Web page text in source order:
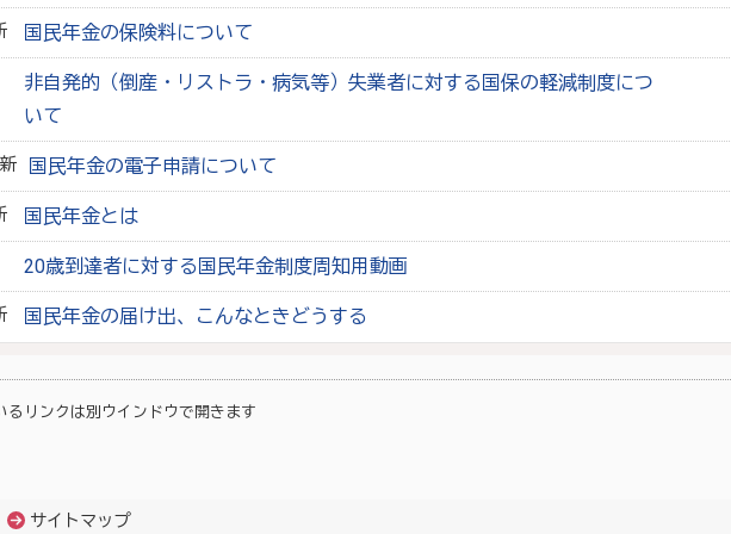
国民年金の保険料について
非自発的（倒産・リストラ・病気等）失業者に対する国保の軽減制度につ
いて
国民年金の電子申請について
国民年金とは
20歳到達者に対する国民年金制度周知用動画
国民年金の届け出、こんなときどうする
るリンクは別ウインドウで開きます
サイトマップ